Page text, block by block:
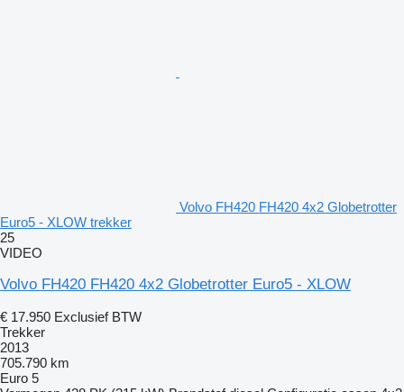
Volvo FH420 FH420 4x2 Globetrotter
Euro5 - XLOW trekker
25
VIDEO
Volvo FH420 FH420 4x2 Globetrotter Euro5 - XLOW
€ 17.950 Exclusief BTW
Trekker
2013
705.790 km
Euro 5